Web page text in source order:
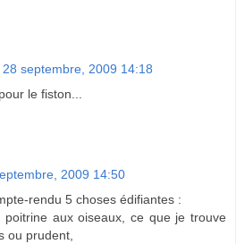
28 septembre, 2009 14:18
le fiston...
2009 14:50
rendu 5 choses édifiantes :
aux oiseaux, ce que je trouve
ou prudent,